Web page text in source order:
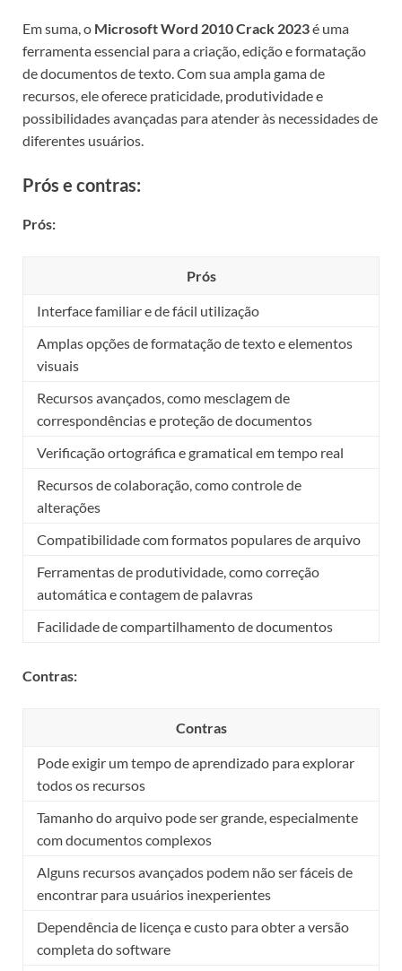
Em suma, o Microsoft Word 2010 Crack 2023é uma
ferramenta essencial para a criação, edição e formatação
de documentos de texto. Com sua ampla gama de
recursos, ele oferece praticidade, produtividade e
possibilidades avançadas para atender às necessidades de
diferentes usuários.
Prós e contras:
Prós:
Prós
Interface familiar e de fácil utilização
Amplas opções de formatação de texto e elementos
visuais
Recursos avançados, como mesclagem de
correspondências e proteção de documentos
Verificação ortográfica e gramatical em tempo real
Recursos de colaboração, como controle de
alterações
Compatibilidade com formatos populares de arquivo
Ferramentas de produtividade, como correção
automática e contagem de palavras
Facilidade de compartilhamento de documentos
Contras:
Contras
Pode exigir um tempo de aprendizado para explorar
todos os recursos
Tamanho do arquivo pode ser grande, especialmente
com documentos complexos
Alguns recursos avançados podem não ser fáceis de
encontrar para usuários inexperientes
Dependência de licença e custo para obter a versão
completa do software